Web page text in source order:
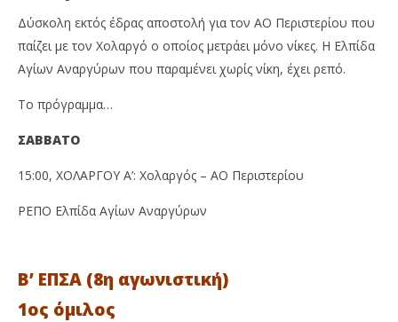
Δύσκολη εκτός έδρας αποστολή για τον ΑΟ Περιστερίου που
παίζει με τον Χολαργό ο οποίος μετράει μόνο νίκες. Η Ελπίδα
Αγίων Αναργύρων που παραμένει χωρίς νίκη, έχει ρεπό.
Το πρόγραμμα…
ΣΑΒΒΑΤΟ
15:00, ΧΟΛΑΡΓΟΥ Α’: Χολαργός – ΑΟ Περιστερίου
ΡΕΠΟ Ελπίδα Αγίων Αναργύρων
Β’ ΕΠΣΑ (8η αγωνιστική)
1ος όμιλος